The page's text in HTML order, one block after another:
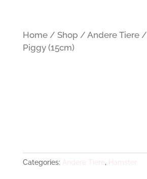
Home/ Shop / Andere Tiere/
Piggy (15cm)
Categories: Andere Tiere , Hamster